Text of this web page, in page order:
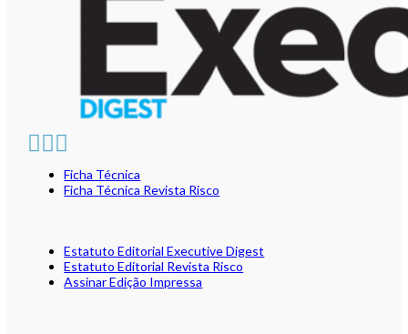
Ficha Técnica
Ficha Técnica Revista Risco
Estatuto Editorial Executive Digest
Estatuto Editorial Revista Risco
Assinar Edição Impressa